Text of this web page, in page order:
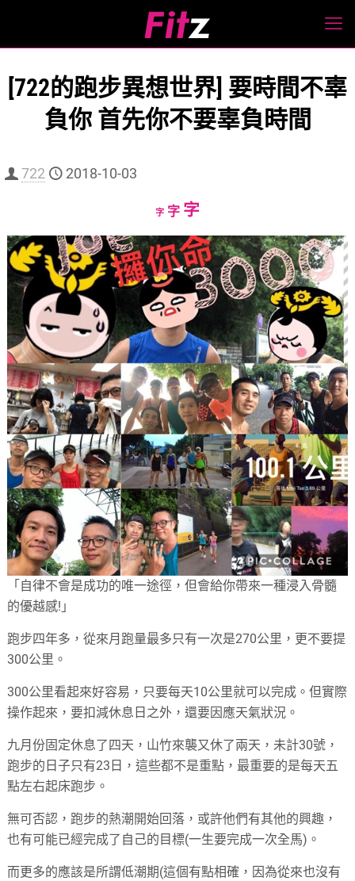
[722的跑步異想世界] 要時間不辜
負你 首先你不要辜負時間
722 2018-10-03
字Decrease
size.
字Reset
size.
字Increase
size.
「自律不會是成功的唯一途徑，但會給你帶來一種浸入骨髓
的優越感!」
跑步四年多，從來月跑量最多只有一次是270公里，更不要提
300公里。
300公里看起來好容易，只要每天10公里就可以完成。但實際
操作起來，要扣減休息日之外，還要因應天氣狀況。
九月份固定休息了四天，山竹來襲又休了兩天，未計30號，
跑步的日子只有23日，這些都不是重點，最重要的是每天五
點左右起床跑步。
無可否認，跑步的熱潮開始回落，或許他們有其他的興趣，
也有可能已經完成了自己的目標(一生要完成一次全馬)。
而更多的應該是所謂低潮期(這個有點相確，因為從來也沒有